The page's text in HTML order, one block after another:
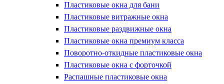
Пластиковые окна для бани
Пластиковые витражные окна
Пластиковые раздвижные окна
Пластиковые окна премиум класса
Поворотно-откидные пластиковые окна
Пластиковые окна с форточкой
Распашные пластиковые окна